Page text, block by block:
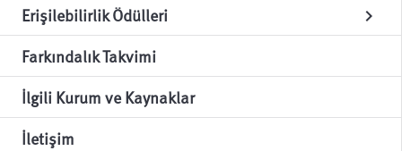
Erişilebilirlik Ödülleri chevron_right
Farkındalık Takvimi
İlgili Kurum ve Kaynaklar
İletişim